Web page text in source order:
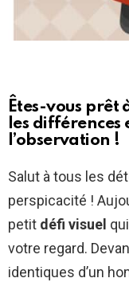
Êtes-vous prêt
les différences
l’observation !
Salut à tous les
perspicacité !
petit défi visuel
votre regard.
identiques d’un